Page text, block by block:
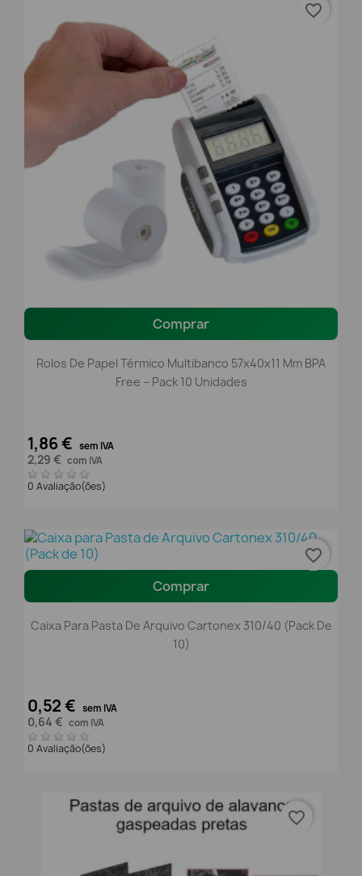
Comprar
Rolos De Papel Térmico Multibanco 57x40x11 Mm BPA
Free – Pack 10 Unidades
1,86 € sem IVA
2,29 € com IVA
0 Avaliação(ões)
favorite_border
Comprar
Caixa Para Pasta De Arquivo Cartonex 310/40 (Pack De
10)
0,52 € sem IVA
0,64 € com IVA
0 Avaliação(ões)
favorite_border
favorite_border